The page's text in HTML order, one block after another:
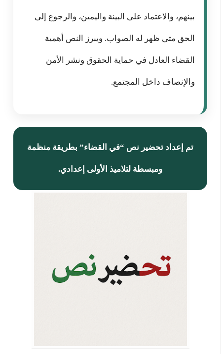
بينهم، والاعتماد على البينة واليمين، والرجوع إلى
الحق متى ظهر له الصواب. ويبرز النص أهمية
القضاء العادل في حماية الحقوق ونشر الأمن
والإنصاف داخل المجتمع.
تم إعداد تحضير نص “في القضاء” بطريقة منظمة
ومبسطة لتلاميذ الأولى إعدادي.